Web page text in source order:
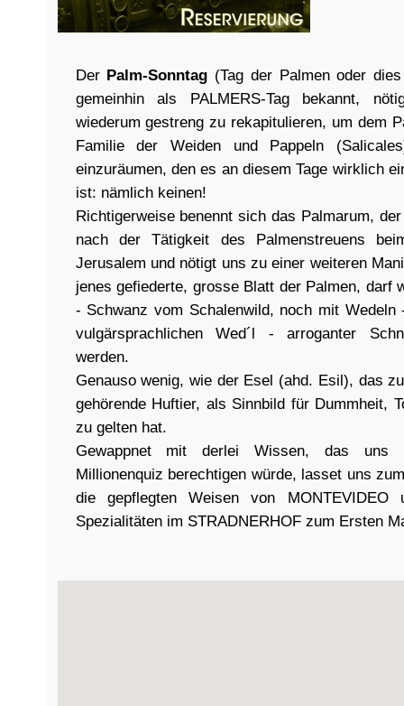
Der Palm-Sonntag (Tag der Palmen oder
gemeinhin als PALMERS-Tag bekannt,
wiederum gestreng zu rekapitulieren, um dem
Familie der Weiden und Pappeln
einzuräumen, den es an diesem Tage wirklich
ist: nämlich keinen!
Richtigerweise benennt sich das Palmarum,
nach der Tätigkeit des Palmenstreuens
Jerusalem und nötigt uns zu einer weiteren
jenes gefiederte, grosse Blatt der Palmen, darf
- Schwanz vom Schalenwild, noch mit
vulgärsprachlichen Wed´l - arroganter
werden.
Genauso wenig, wie der Esel (ahd. Esil), das
gehörende Huftier, als Sinnbild für Dummheit,
zu gelten hat.
Gewappnet mit derlei Wissen, das uns
Millionenquiz berechtigen würde, lasset uns
die gepflegten Weisen von MONTEVIDEO
Spezialitäten im STRADNERHOF zum Ersten